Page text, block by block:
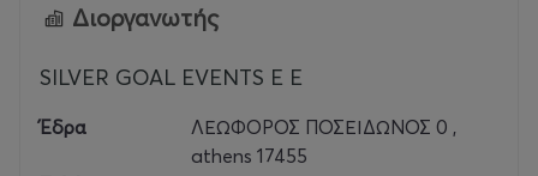
Διοργανωτής
SILVER GOAL EVENTS E E
Έδρα
ΛΕΩΦΟΡΟΣ ΠΟΣΕΙΔΩΝΟΣ 0 ,
athens 17455